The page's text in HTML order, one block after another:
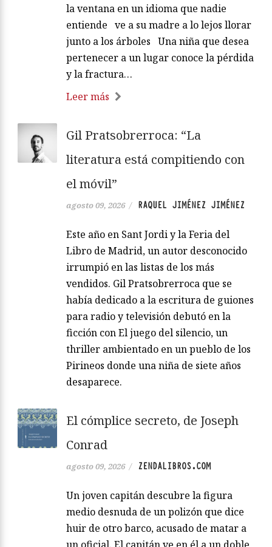
la ventana en un idioma que nadie
entiende ve a su madre a lo lejos llorar
junto a los árboles Una niña que desea
pertenecer a un lugar conoce la pérdida
y la fractura…
Leer más
Gil Pratsobrerroca: “La
literatura está compitiendo con
el móvil”
agosto 09, 2026 / RAQUEL JIMÉNEZ JIMÉNEZ
Este año en Sant Jordi y la Feria del
Libro de Madrid, un autor desconocido
irrumpió en las listas de los más
vendidos. Gil Pratsobrerroca que se
había dedicado a la escritura de guiones
para radio y televisión debutó en la
ficción con El juego del silencio, un
thriller ambientado en un pueblo de los
Pirineos donde una niña de siete años
desaparece.
El cómplice secreto, de Joseph
Conrad
agosto 09, 2026 / ZENDALIBROS.COM
Un joven capitán descubre la figura
medio desnuda de un polizón que dice
huir de otro barco, acusado de matar a